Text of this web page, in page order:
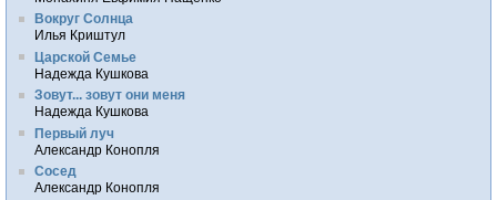
Вокруг Солнца
Илья Криштул
Царской Семье
Надежда Кушкова
Зовут... зовут они меня
Надежда Кушкова
Первый луч
Александр Конопля
Сосед
Александр Конопля